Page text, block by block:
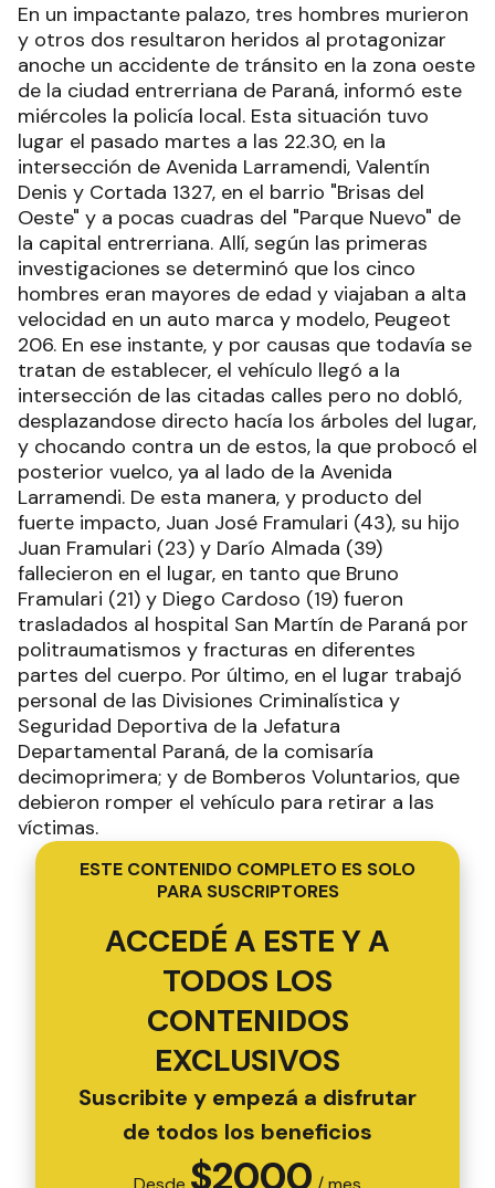
En un impactante palazo, tres hombres murieron
y otros dos resultaron heridos al protagonizar
anoche un accidente de tránsito en la zona oeste
de la ciudad entrerriana de Paraná, informó este
miércoles la policía local. Esta situación tuvo
lugar el pasado martes a las 22.30, en la
intersección de Avenida Larramendi, Valentín
Denis y Cortada 1327, en el barrio "Brisas del
Oeste" y a pocas cuadras del "Parque Nuevo" de
la capital entrerriana. Allí, según las primeras
investigaciones se determinó que los cinco
hombres eran mayores de edad y viajaban a alta
velocidad en un auto marca y modelo, Peugeot
206. En ese instante, y por causas que todavía se
tratan de establecer, el vehículo llegó a la
intersección de las citadas calles pero no dobló,
desplazandose directo hacía los árboles del lugar,
y chocando contra un de estos, la que probocó el
posterior vuelco, ya al lado de la Avenida
Larramendi. De esta manera, y producto del
fuerte impacto, Juan José Framulari (43), su hijo
Juan Framulari (23) y Darío Almada (39)
fallecieron en el lugar, en tanto que Bruno
Framulari (21) y Diego Cardoso (19) fueron
trasladados al hospital San Martín de Paraná por
politraumatismos y fracturas en diferentes
partes del cuerpo. Por último, en el lugar trabajó
personal de las Divisiones Criminalística y
Seguridad Deportiva de la Jefatura
Departamental Paraná, de la comisaría
decimoprimera; y de Bomberos Voluntarios, que
debieron romper el vehículo para retirar a las
víctimas.
ESTE CONTENIDO COMPLETO ES SOLO
PARA SUSCRIPTORES
ACCEDÉ A ESTE Y A
TODOS LOS
CONTENIDOS
EXCLUSIVOS
Suscribite y empezá a disfrutar
de todos los beneficios
$2000